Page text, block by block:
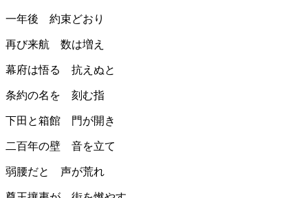
一年後 約束どおり
再び来航 数は増え
幕府は悟る 抗えぬと
条約の名を 刻む指
下田と箱館 門が開き
二百年の壁 音を立て
弱腰だと 声が荒れ